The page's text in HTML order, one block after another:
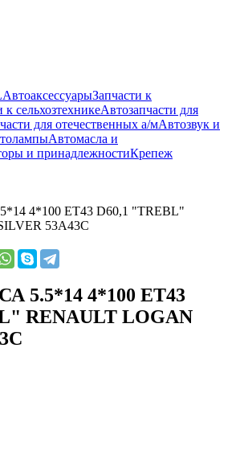
АвтоаксессуарыЗапчасти к
к сельхозтехникеАвтозапчасти для
для отечественных а/мАвтозвук и
Автомасла и
и принадлежностиКрепеж
4*100 ЕТ43 D60,1 "TREBL"
53A43C
5.5*14 4*100 ЕТ43
RENAULT LOGAN